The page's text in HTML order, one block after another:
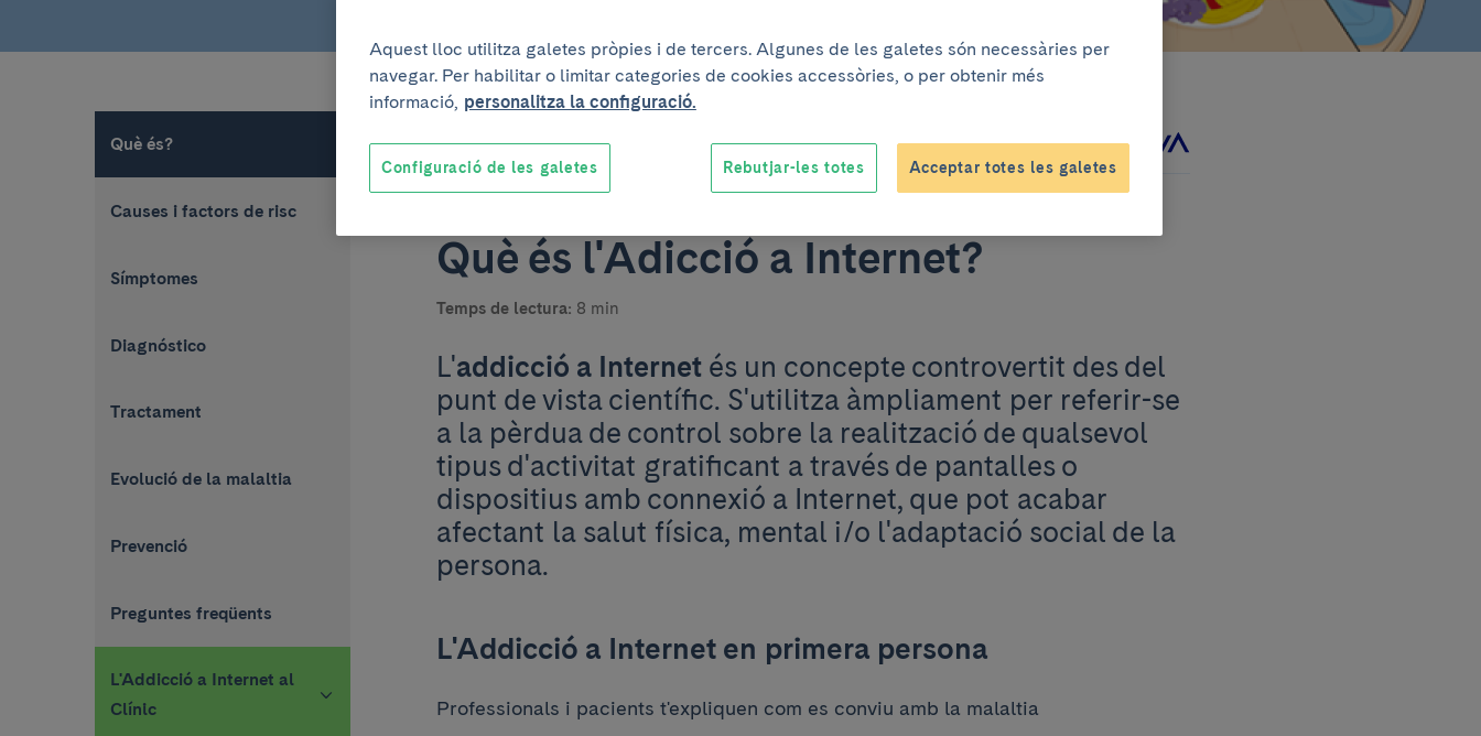
Què és?
Causes i factors de risc
Símptomes
Diagnóstico
Tractament
Evolució de la malaltia
Prevenció
Preguntes freqüents
L'Addicció a Internet al
Clínic
Un projecte elaborat conjuntament amb
Què és l'Adicció a Internet?
Temps de lectura: 8 min
L'addicció a Internet és un concepte controvertit des del
punt de vista científic. S'utilitza àmpliament per referir-se
a la pèrdua de control sobre la realització de qualsevol
tipus d'activitat gratificant a través de pantalles o
dispositius amb connexió a Internet, que pot acabar
afectant la salut física, mental i/o l'adaptació social de la
persona.
L'Addicció a Internet en primera persona
Professionals i pacients t'expliquen com es conviu amb la malaltia
Aquest lloc utilitza galetes pròpies i de tercers. Algunes de les galetes són necessàries per
navegar. Per habilitar o limitar categories de cookies accessòries, o per obtenir més
informació, personalitza la configuració.
Rebutjar-les totes Acceptar totes les galetes
Configuració de les galetes